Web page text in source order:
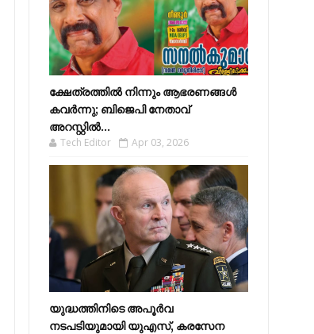
ക്ഷേത്രത്തിൽ നിന്നും ആഭരണങ്ങൾ
കവർന്നു; ബിജെപി നേതാവ്
അറസ്റ്റിൽ...
Tech Editor Apr 03, 2026
യുദ്ധത്തിനിടെ അപൂർവ
നടപടിയുമായി യുഎസ്, കരസേന